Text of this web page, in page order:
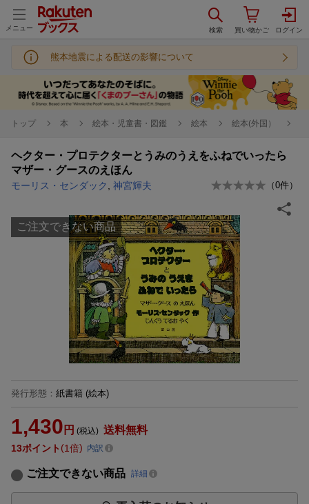
メニュー
熊本地震による配送の影響について
トップ 本 絵本・児童書・図鑑 絵本 絵本(外国）
ヘクター・プロテクターとうみのうえをふねでいったら
マザー・グースのえほん
モーリス・センダック 神宮輝夫 （0件）
ご注文できない商品
発行形態 ： 紙書籍 (絵本)
1,430 円 (税込) 送料無料
13ポイント 1倍 内訳
ご注文できない商品 詳細